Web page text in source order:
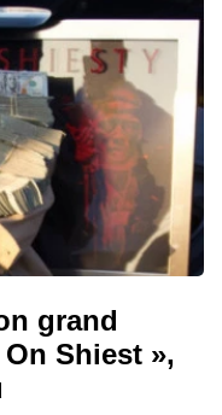
grand
Shiest »,